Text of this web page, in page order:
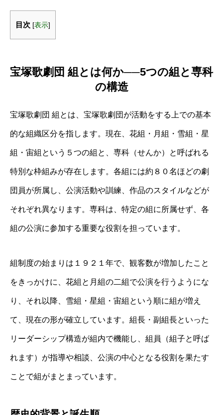
目次 [表示]
宝塚歌劇団 組とは何か──5つの組と専科
の構造
宝塚歌劇団 組とは、宝塚歌劇団が活動をする上での基本
的な組織区分を指します。現在、花組・月組・雪組・星
組・宙組という５つの組と、専科（せんか）と呼ばれる
特別な枠組みが存在します。各組には約８０名ほどの劇
団員が所属し、公演活動や訓練、作品のスタイルなどが
それぞれ異なります。専科は、特定の組に所属せず、各
組の公演に参加する重要な役割を担っています。
組制度の始まりは１９２１年で、観客数が増加したこと
をきっかけに、花組と月組の二組で公演を行うようにな
り、それ以降、雪組・星組・宙組という順に組が増え
て、現在の形が確立しています。組長・副組長といった
リーダーシップ構造が組内で機能し、組員（組子と呼ば
れます）が指導や相談、公演の中心となる役割を果たす
ことで組がまとまっています。